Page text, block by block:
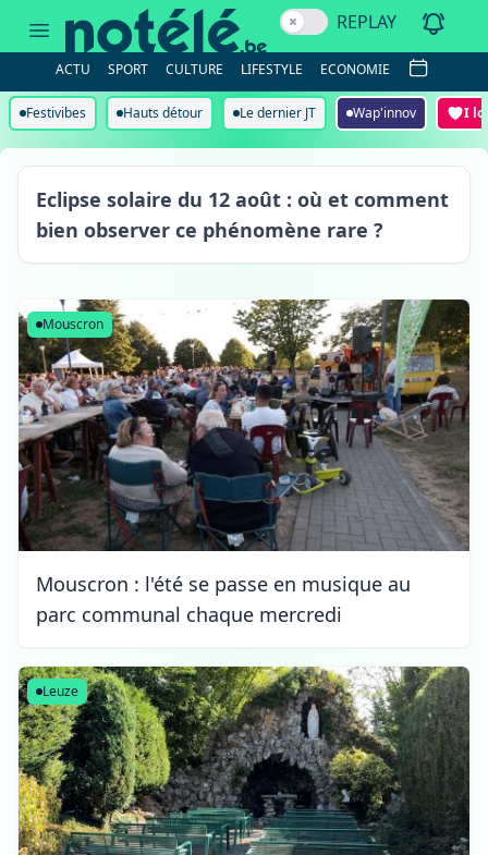
REPLAY
ACTU SPORT CULTURE LIFESTYLE ECONOMIE
Festivibes Hauts détour Le dernier JT Wap'innov I
Eclipse solaire du 12 août : où et comment
bien observer ce phénomène rare ?
Mouscron
Mouscron : l'été se passe en musique au
parc communal chaque mercredi
Leuze